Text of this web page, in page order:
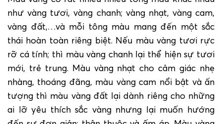
như vàng tươi, vàng chanh; vàng nhạt, vàng cam,
vàng đất,…và mỗi tông màu mang đến một sắc
thái hoàn toàn riêng biệt. Nếu màu vàng tươi rực
rỡ cá tính; thì màu vàng chanh lại thể hiện sự tươi
mới, trẻ trung. Màu vàng nhạt cho cảm giác nhẹ
nhàng, thoáng đãng, màu vàng cam nổi bật và ấn
tượng thì màu vàng đất lại dành riêng cho những
ai lỡ yêu thích sắc vàng nhưng lại muốn hướng